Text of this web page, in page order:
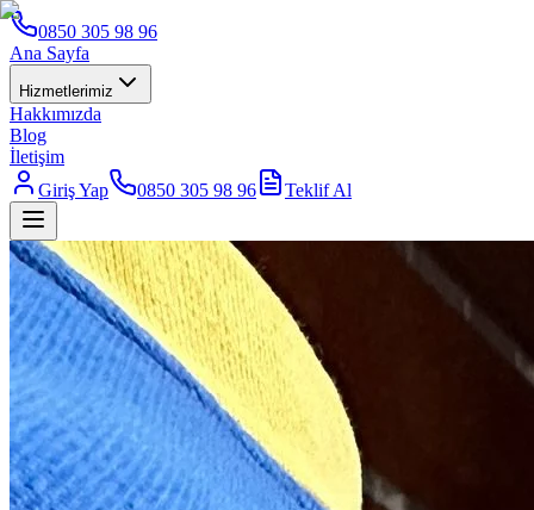
0850 305 98 96
Ana Sayfa
Hizmetlerimiz
Hakkımızda
Blog
İletişim
Giriş Yap
0850 305 98 96 Teklif Al